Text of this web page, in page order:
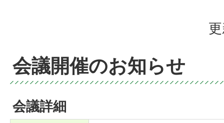
会議開催のお知らせ
会議詳細